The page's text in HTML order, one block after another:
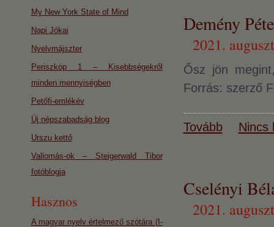
Demény
2021.
Ősz jön
Forrás: szerző
Tovább Nincs
Cselényi
2021.
My New York State of Mind
Napi Jókai
Nyelvmájszter
Periszkóp 1 – Kisebbségekről
minden mennyiségben
Petőfi-emlékév
Új népszabadság blog
Urszu kettő
Vallomás-ok – Steigerwald Tibor
fotóblogja
Hasznos
A magyar nyelv értelmező szótára (I-